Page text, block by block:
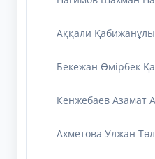
Аққали
Бекежан Өмірбек
Кенжебаев Азамат
Ахметова Улжан